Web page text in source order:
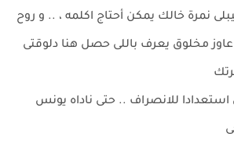
نمرة خالك يمكن أحتاج اكلمه ، .. و روح
مخلوق يعرف باللى حصل هنا دلوقتى
استعدادا للانصراف .. حتى ناداه يونس